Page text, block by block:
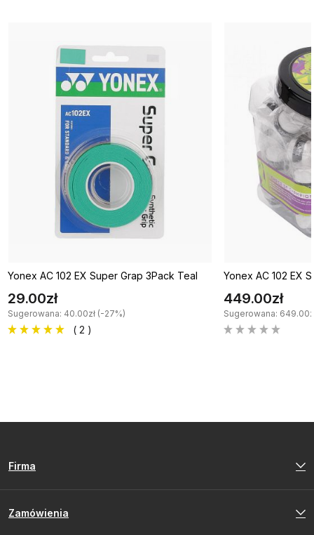
Yonex AC 102 EX Super Grap 3Pack Teal
29.00zł
Sugerowana: 40.00zł (-27%)
( 2 )
Yonex AC 102 EX
449.00zł
Sugerowana:
Firma
Zamówienia